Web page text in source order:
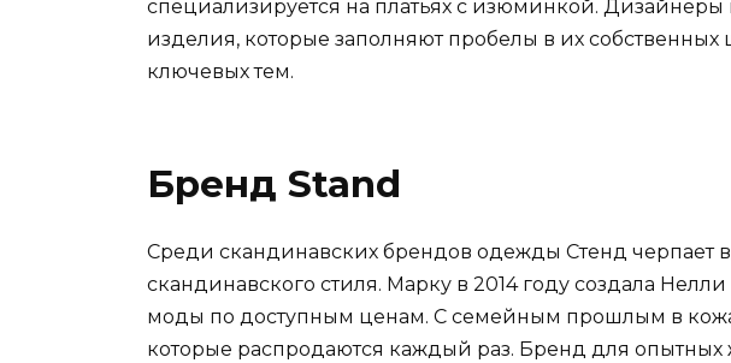
специализируется на платьях с изюминкой.
изделия, которые заполняют пробелы в их
ключевых тем.
Бренд Stand
Среди скандинавских брендов одежды Стенд черпает
скандинавского стиля. Марку в 2014 году создала
моды по доступным ценам. С семейным прошлым в
которые распродаются каждый раз. Бренд для